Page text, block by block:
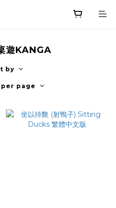
遊KANGA
by
page